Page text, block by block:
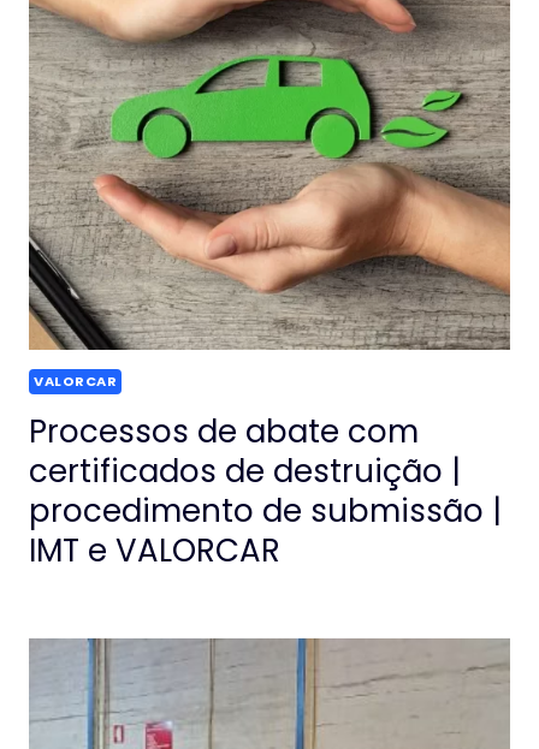
VALORCAR
Processos de abate com
certificados de destruição |
procedimento de submissão |
IMT e VALORCAR